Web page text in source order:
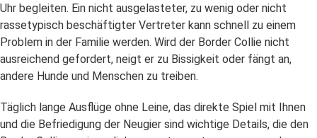
Uhr begleiten. Ein nicht ausgelasteter, zu wenig oder nicht
rassetypisch beschäftigter Vertreter kann schnell zu einem
Problem in der Familie werden. Wird der Border Collie nicht
ausreichend gefordert, neigt er zu Bissigkeit oder fängt an,
andere Hunde und Menschen zu treiben.
Täglich lange Ausflüge ohne Leine, das direkte Spiel mit Ihnen
und die Befriedigung der Neugier sind wichtige Details, die den